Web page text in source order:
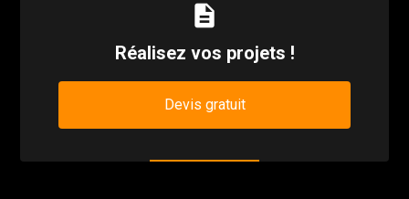
description
Réalisez vos projets !
Devis gratuit